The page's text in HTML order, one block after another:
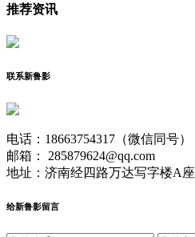
推荐资讯
联系新鲁影
电话：18663754317（微信同号）
邮箱： 285879624@qq.com
地址：济南经四路万达写字楼A座
给新鲁影留言